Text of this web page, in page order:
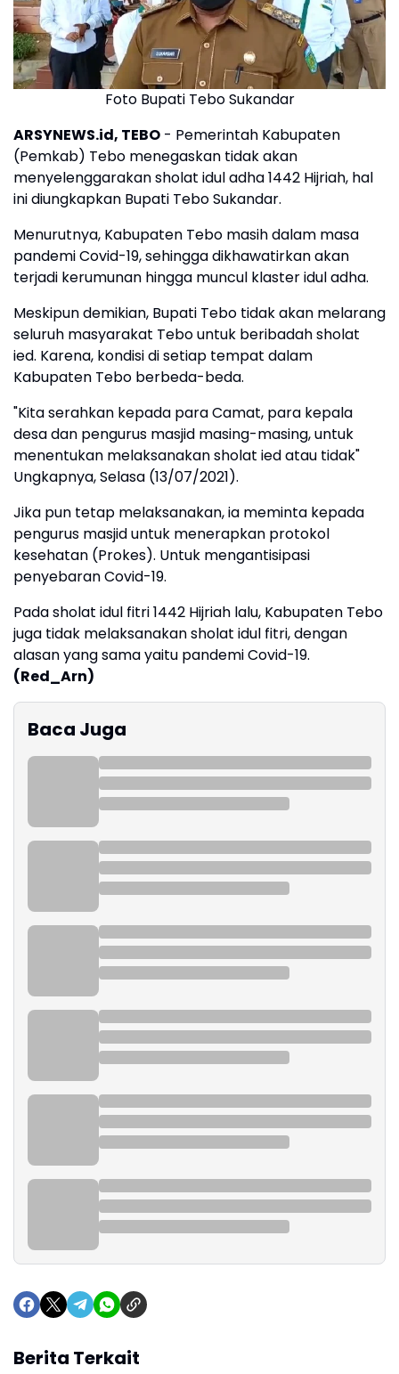
Foto Bupati Tebo Sukandar
ARSYNEWS.id, TEBO - Pemerintah Kabupaten
(Pemkab) Tebo menegaskan tidak akan
menyelenggarakan sholat idul adha 1442 Hijriah, hal
ini diungkapkan Bupati Tebo Sukandar.
Menurutnya, Kabupaten Tebo masih dalam masa
pandemi Covid-19, sehingga dikhawatirkan akan
terjadi kerumunan hingga muncul klaster idul adha.
Meskipun demikian, Bupati Tebo tidak akan melarang
seluruh masyarakat Tebo untuk beribadah sholat
ied. Karena, kondisi di setiap tempat dalam
Kabupaten Tebo berbeda-beda.
"Kita serahkan kepada para Camat, para kepala
desa dan pengurus masjid masing-masing, untuk
menentukan melaksanakan sholat ied atau tidak"
Ungkapnya, Selasa (13/07/2021).
Jika pun tetap melaksanakan, ia meminta kepada
pengurus masjid untuk menerapkan protokol
kesehatan (Prokes). Untuk mengantisipasi
penyebaran Covid-19.
Pada sholat idul fitri 1442 Hijriah lalu, Kabupaten Tebo
juga tidak melaksanakan sholat idul fitri, dengan
alasan yang sama yaitu pandemi Covid-19.
(Red_Arn)
Baca Juga
Berita Terkait